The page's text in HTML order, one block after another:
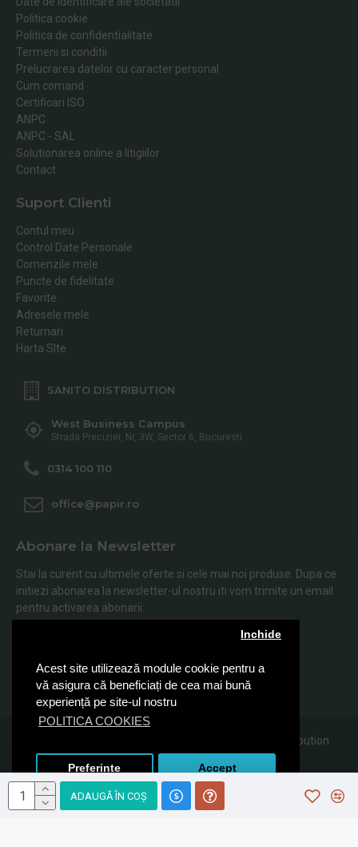
Acest site utilizează module cookie pentru a
vă asigura că beneficiați de cea mai bună
experiență pe site-ul nostru
POLITICA COOKIES
Inchide
Preferinte Accept
ADAUGĂ ÎN COŞ
Politica cookie
Politica de confidentialitate
Termeni si conditii
Prelucrarea datelor cu caracter personal
Cum comand
Certificari ISO
ANPC
ANPC - SAL
Solutionarea online a litigiilor
Contact
Suport Clienti
Contul meu
Control Date Personale
Comenzile mele
Puncte de fidelitate
Favorite
Adresele mele
Returnari
Harta SIte
SANITO DISTRIBUTION
West Business Campus
Strada Preciziei, Nr, 3W, Sector 6, Bucuresti
0314 100 110
office@papir.ro
Abonare la Newsletter
Stai la curent cu ultimele oferte si cele mai noi produse. Dupa ce
initiezi abonarea la newsletter-ul nostru iti vom trimite un email
pentru activarea abonarii.
Abonare
Am citit şi sunt de acord cu Politica de Confidentialitate
© 2019, Papir.ro, Toate drepturile rezervate Sanito Distribution